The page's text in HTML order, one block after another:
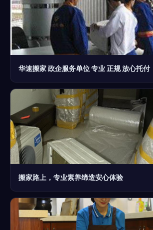
华速搬家 政企服务单位 专业 正规 放心托付
搬家路上，专业素养缔造安心体验